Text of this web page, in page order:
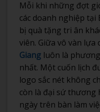
Mỗi khi những đợt
các doanh nghiệp tại
bị quà tặng tri ân
viên. Giữa vô vàn lựa
Giang luôn là
nhất. Một cuốn lịch
logo sắc nét không
còn là đại sứ thương
ngày trên bàn làm